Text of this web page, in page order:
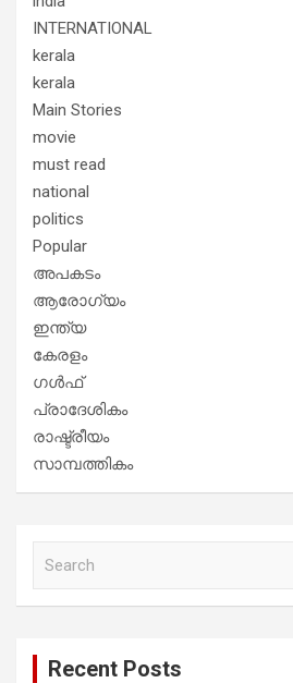
INTERNATIONAL
kerala
kerala
Main Stories
movie
must read
national
politics
Popular
അപകടം
ആരോഗ്യം
ഇന്ത്യ
കേരളം
ഗൾഫ്
പ്രാദേശികം
രാഷ്ട്രീയം
സാമ്പത്തികം
Recent Posts